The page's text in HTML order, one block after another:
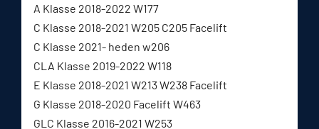
A Klasse 2018-2022 W177
C Klasse 2018-2021 W205 C205 Facelift
C Klasse 2021- heden w206
CLA Klasse 2019-2022 W118
E Klasse 2018-2021 W213 W238 Facelift
G Klasse 2018-2020 Facelift W463
GLC Klasse 2016-2021 W253